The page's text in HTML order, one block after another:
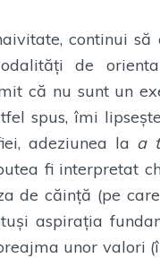
continui să
de
că nu sunt un
spus, îmi
adeziunea la a
fi interpretat
de căință (pe
aspirația
unor valori